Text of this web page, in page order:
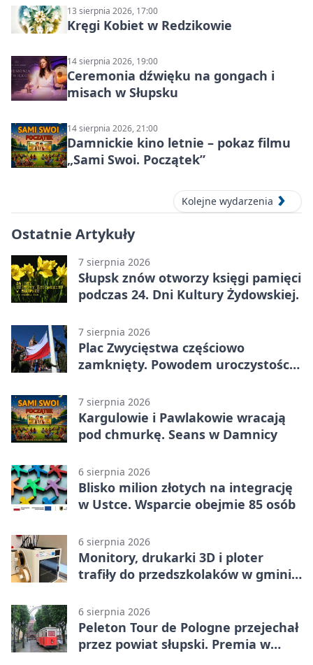
13 sierpnia 2026, 17:00
Kręgi Kobiet w Redzikowie
14 sierpnia 2026, 19:00
Ceremonia dźwięku na gongach i
misach w Słupsku
14 sierpnia 2026, 21:00
Damnickie kino letnie – pokaz filmu
„Sami Swoi. Początek”
Kolejne wydarzenia
Ostatnie Artykuły
7 sierpnia 2026
Słupsk znów otworzy księgi pamięci
podczas 24. Dni Kultury Żydowskiej.
7 sierpnia 2026
Plac Zwycięstwa częściowo
zamknięty. Powodem uroczystości
7 sierpnia 2026
Kargulowie i Pawlakowie wracają
pod chmurkę. Seans w Damnicy
6 sierpnia 2026
Blisko milion złotych na integrację
w Ustce. Wsparcie obejmie 85 osób
6 sierpnia 2026
Monitory, drukarki 3D i ploter
trafiły do przedszkolaków w gminie
6 sierpnia 2026
Peleton Tour de Pologne przejechał
przez powiat słupski. Premia w